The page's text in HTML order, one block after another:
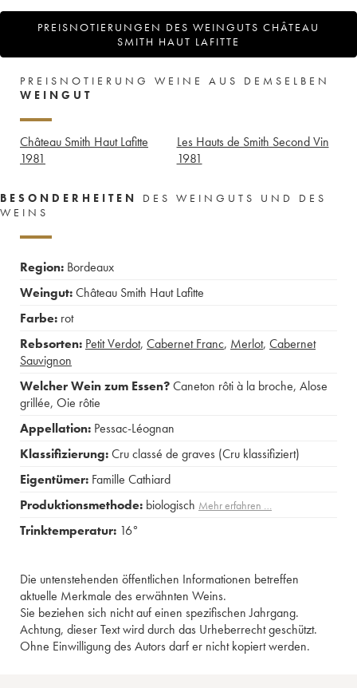
PREISNOTIERUNGEN DES WEINGUTS CHÂTEAU
SMITH HAUT LAFITTE
PREISNOTIERUNG WEINE AUS DEMSELBEN
WEINGUT
Château Smith Haut Lafitte
1981
Les Hauts de Smith Second Vin
1981
BESONDERHEITEN
DES WEINGUTS UND DES
WEINS
Region: Bordeaux
Weingut:Château Smith Haut Lafitte
Farbe: rot
Rebsorten: Petit Verdot, Cabernet Franc, Merlot, Cabernet
Sauvignon
Welcher Wein zum Essen?Caneton rôti à la broche, Alose
grillée, Oie rôtie
Appellation: Pessac-Léognan
Klassifizierung:Cru classé de graves (Cru klassifiziert)
Eigentümer: Famille Cathiard
Produktionsmethode: biologisch Mehr erfahren …
Trinktemperatur: 16°
Die untenstehenden öffentlichen Informationen betreffen
aktuelle Merkmale des erwähnten Weins.
Sie beziehen sich nicht auf einen spezifischen Jahrgang.
Achtung, dieser Text wird durch das Urheberrecht geschützt.
Ohne Einwilligung des Autors darf er nicht kopiert werden.